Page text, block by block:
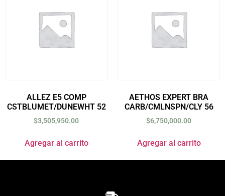
ALLEZ E5 COMP
CSTBLUMET/DUNEWHT 52
$3,505,950.00
Agregar al carrito
AETHOS EXPERT BRA
CARB/CMLNSPN/CLY 56
$6,750,000.00
Agregar al carrito